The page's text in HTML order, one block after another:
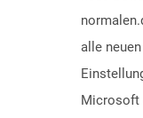
alle
Microsoft